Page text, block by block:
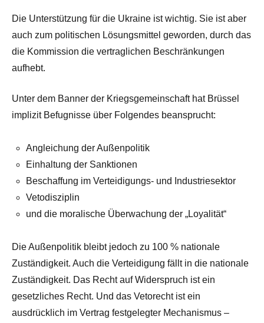
Die Unterstützung für die Ukraine ist wichtig. Sie ist aber
auch zum politischen Lösungsmittel geworden, durch das
die Kommission die vertraglichen Beschränkungen
aufhebt.
Unter dem Banner der Kriegsgemeinschaft hat Brüssel
implizit Befugnisse über Folgendes beansprucht:
Angleichung der Außenpolitik
Einhaltung der Sanktionen
Beschaffung im Verteidigungs- und Industriesektor
Vetodisziplin
und die moralische Überwachung der „Loyalität“
Die Außenpolitik bleibt jedoch zu 100 % nationale
Zuständigkeit. Auch die Verteidigung fällt in die nationale
Zuständigkeit. Das Recht auf Widerspruch ist ein
gesetzliches Recht. Und das Vetorecht ist ein
ausdrücklich im Vertrag festgelegter Mechanismus –